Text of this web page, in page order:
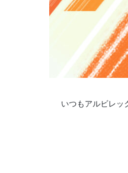
いつもアルビレッ